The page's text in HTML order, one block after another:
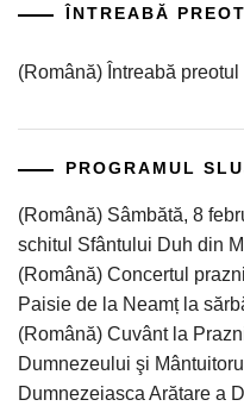
ÎNTREABĂ
(Română) Întreabă preotul
PROGRAMUL
(Română) Sâmbătă, 8
schitul Sfântului Duh din
(Română) Concertul
Paisie de la Neamț la
(Română) Cuvânt la
Dumnezeului şi
Dumnezeiasca Arătare a